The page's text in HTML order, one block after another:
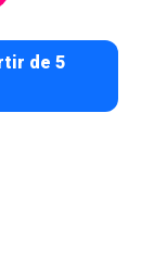
de 5